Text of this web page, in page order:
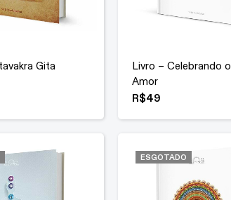
Gita
Livro – Celebrando o
Amor
R$49
ESGOTADO